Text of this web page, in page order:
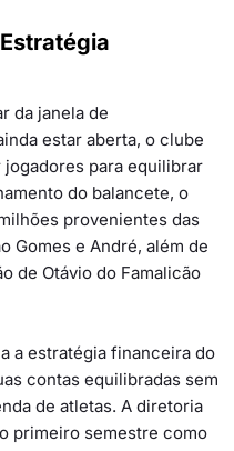
da janela de
estar aberta, o clube
para equilibrar
do balancete, o
provenientes das
Gomes e André, além de
de Otávio do Famalicão
a estratégia financeira do
contas equilibradas sem
de atletas. A diretoria
primeiro semestre como